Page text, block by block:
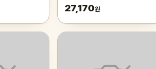
아기 세탁 세제 아기주방세제 젖병
세정제 무향 2000ml
27,170원